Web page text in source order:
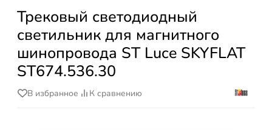
Трековый светодиодный
светильник для магнитного
шинопровода ST Luce SKYFLAT
ST674.536.30
В избранное К сравнению